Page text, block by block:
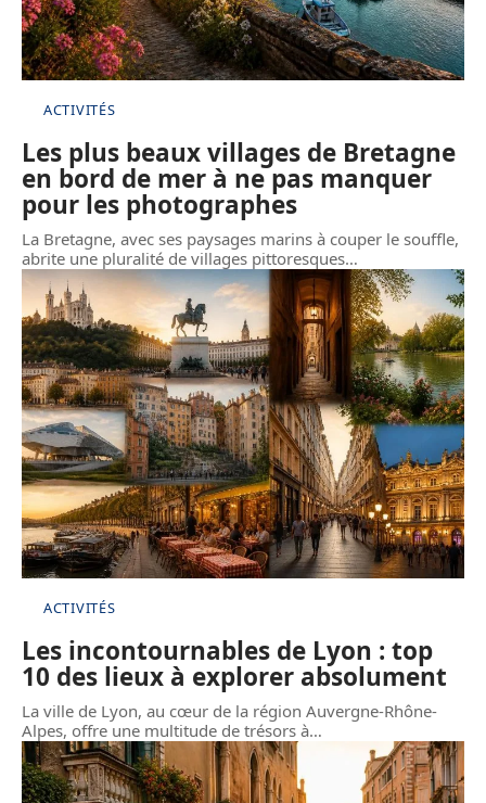
ACTIVITÉS
Les plus beaux villages de Bretagne
en bord de mer à ne pas manquer
pour les photographes
La Bretagne, avec ses paysages marins à couper le souffle,
abrite une pluralité de villages pittoresques…
ACTIVITÉS
Les incontournables de Lyon : top
10 des lieux à explorer absolument
La ville de Lyon, au cœur de la région Auvergne-Rhône-
Alpes, offre une multitude de trésors à…